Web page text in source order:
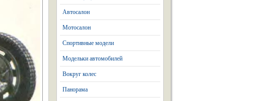
Автосалон
Мотосалон
Спортивные модели
Модельки автомобилей
Вокруг колес
Панорама